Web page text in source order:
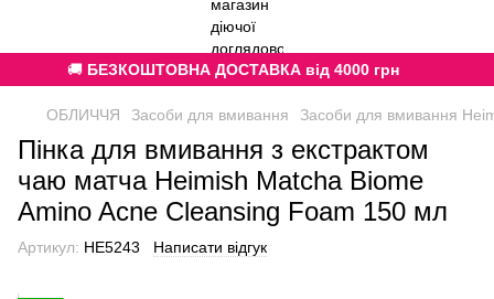
🚚 БЕЗКОШТОВНА ДОСТАВКА від 4000 грн
ОБЛИЧЧЯ Засоби для вмивання Засоби для вмивання
Пінка для вмивання з екстрактом
чаю матча Heimish Matcha Biome
Amino Acne Cleansing Foam 150 мл
Артикул: HE5243 Написати відгук